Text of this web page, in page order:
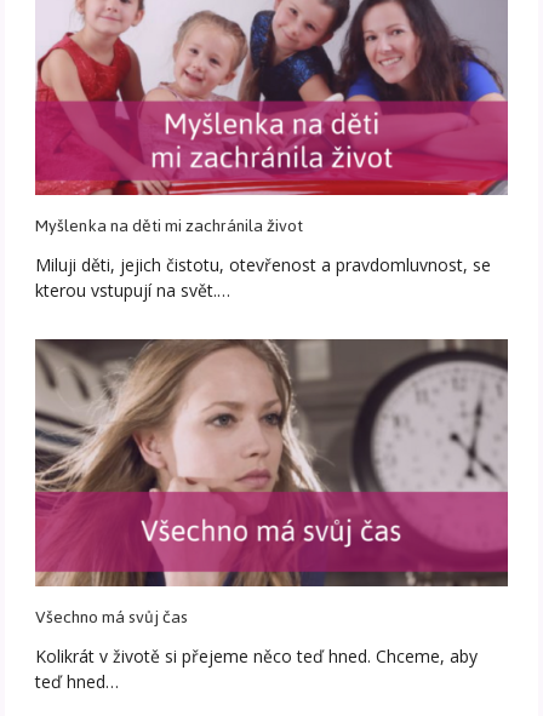
Myšlenka na děti mi zachránila život
Miluji děti, jejich čistotu, otevřenost a pravdomluvnost, se
kterou vstupují na svět.…
Všechno má svůj čas
Kolikrát v životě si přejeme něco teď hned. Chceme, aby
teď hned…